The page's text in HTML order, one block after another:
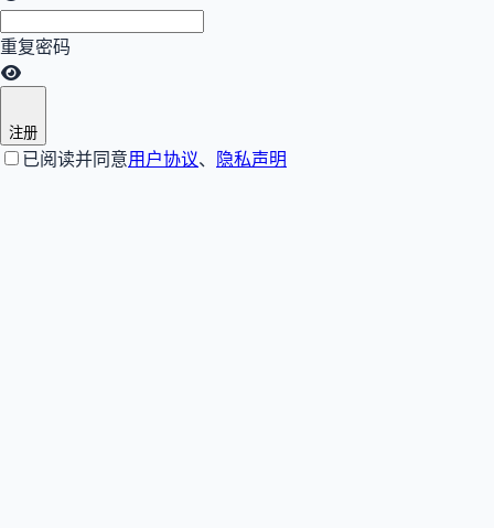
重复密码
注册
已阅读并同意用户协议、 隐私声明